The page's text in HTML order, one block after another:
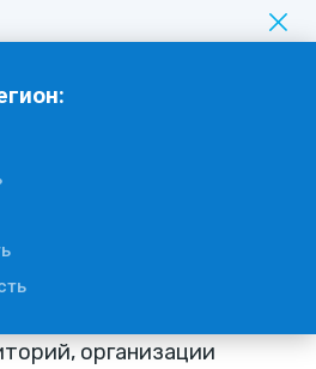
Правительства
1999 г. N 1018
организации